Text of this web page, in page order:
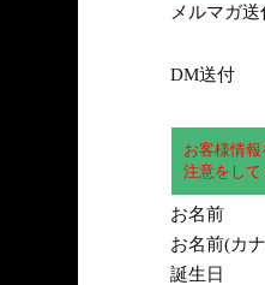
メルマガ送
DM送付
お客様情
注意をし
お名前
お名前(カ
誕生日